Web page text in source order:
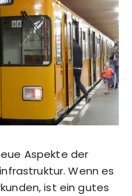
Aspekte der
Wenn es
ist ein gutes